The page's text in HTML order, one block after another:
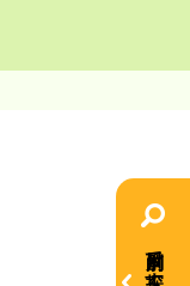
目的別で探す